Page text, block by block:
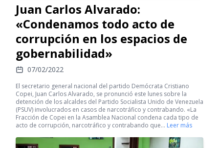
Juan Carlos Alvarado:
«Condenamos todo acto de
corrupción en los espacios de
gobernabilidad»
07/02/2022
El secretario general nacional del partido Demócrata Cristiano
Copei, Juan Carlos Alvarado, se pronunció este lunes sobre la
detención de los alcaldes del Partido Socialista Unido de Venezuela
(PSUV) involucrados en casos de narcotráfico y contrabando. «La
Fracción de Copei en la Asamblea Nacional condena cada tipo de
acto de corrupción, narcotráfico y contrabando que… Leer más